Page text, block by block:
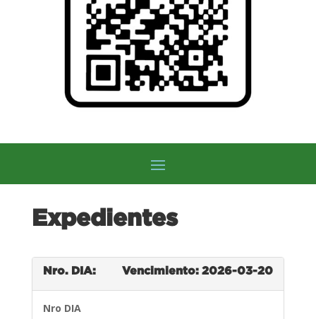
Expedientes
Nro. DIA: Vencimiento: 2026-03-20
Nro DIA